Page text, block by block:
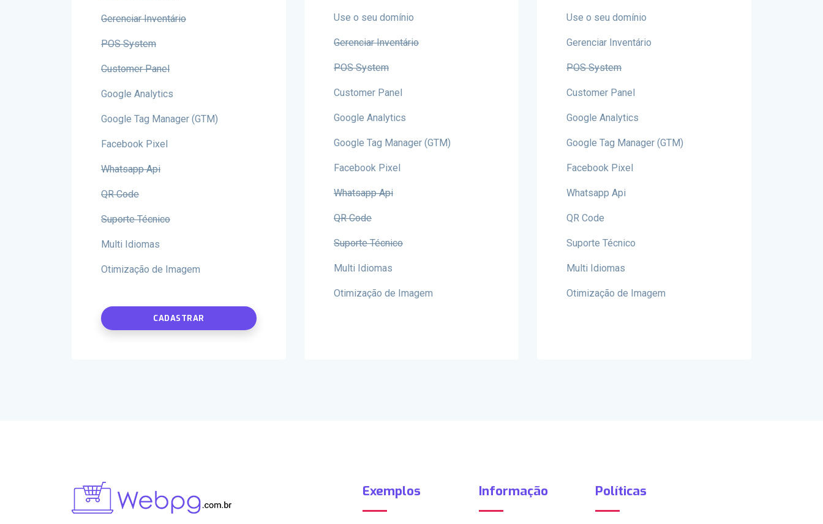
Gerenciar Inventário
POS System
Customer Panel
Google Analytics
Google Tag Manager (GTM)
Facebook Pixel
Whatsapp Api
QR Code
Suporte Técnico
Multi Idiomas
Otimização de Imagem
CADASTRAR
Use o seu domínio
Gerenciar Inventário
POS System
Customer Panel
Google Analytics
Google Tag Manager (GTM)
Facebook Pixel
Whatsapp Api
QR Code
Suporte Técnico
Multi Idiomas
Otimização de Imagem
Use o seu domínio
Gerenciar Inventário
POS System
Customer Panel
Google Analytics
Google Tag Manager (GTM)
Facebook Pixel
Whatsapp Api
QR Code
Suporte Técnico
Multi Idiomas
Otimização de Imagem
Exemplos Informação Políticas